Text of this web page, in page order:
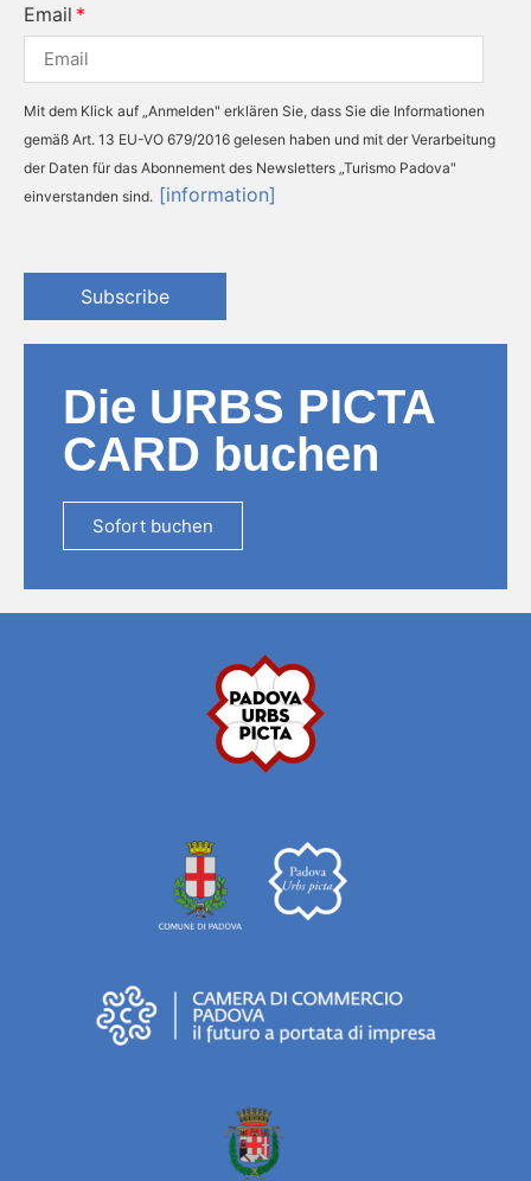
Email
Mit dem Klick auf „Anmelden" erklären Sie, dass Sie die Informationen
gemäß Art. 13 EU-VO 679/2016 gelesen haben und mit der Verarbeitung
der Daten für das Abonnement des Newsletters „Turismo Padova"
einverstanden sind. [information]
Subscribe
Die URBS PICTA
CARD buchen
Sofort buchen